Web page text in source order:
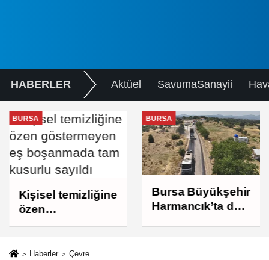
HABERLER Aktüel SavumaSanayii
BURSA
Kişisel temizliğine
özen
göstermeyen eş
kusurlu sayıldı
BURSA
Bursa Büyükşehir
Harmancık’ta da
Haberler Çevre